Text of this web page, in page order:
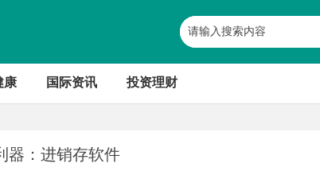
康 国际资讯 投资理财
器：进销存软件